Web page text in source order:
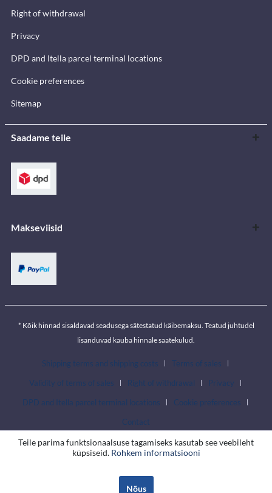
Right of withdrawal
Privacy
DPD and Itella parcel terminal locations
Cookie preferences
Sitemap
Saadame teile
Makseviisid
* Kõik hinnad sisaldavad seadusega sätestatud käibemaksu. Teatud juhtudel
lisanduvad kauba hinnale saatekulud.
Shipping terms and shipping costs
Terms of sales
Validity of terms of sales
Right of withdrawal
Privacy
DPD and Itella parcel terminal locations
Cookie preferences
Contact
Teile parima funktsionaalsuse tagamiseks kasutab see veebileht
küpsiseid. Rohkem informatsiooni
Nõus